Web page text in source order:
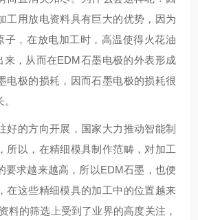
工用放电资料具有巨大的优势，因为
子，在放电加工时，高温使得火花油
来，从而在EDM石墨电极的外表形成
电极的损耗，因而石墨电极的损耗很
好的方向开展，国家大力推动智能制
所以，在精细模具制作范畴，对加工
要求越来越高，所以EDM石墨，也便
在这些精细模具的加工中的位置越来
料的筛选上受到了业界的高度关注，